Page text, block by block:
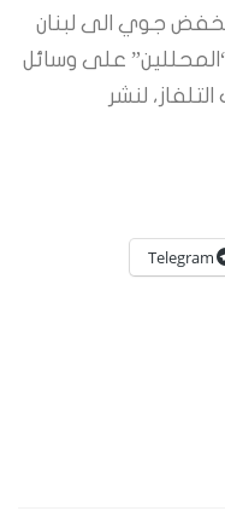
جوي الى لبنان
على وسائل
لنشر
Telegram